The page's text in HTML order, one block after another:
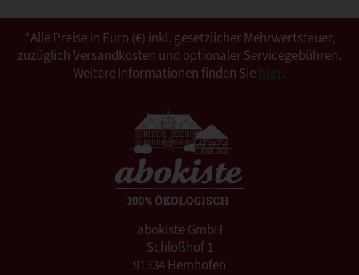
*Alle Preise in Euro (€) inkl. gesetzlicher Mehrwertsteuer,
zuzüglich Versandkosten und optionaler Servicegebühren.
Weitere Informationen finden Sie
.
abokiste GmbH
Schloßhof 1
91334 Hemhofen